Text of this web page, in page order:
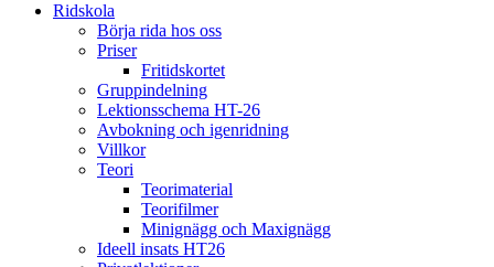
Ridskola
Börja rida hos oss
Priser
Fritidskortet
Gruppindelning
Lektionsschema HT-26
Avbokning och igenridning
Villkor
Teori
Teorimaterial
Teorifilmer
Minignägg och Maxignägg
Ideell insats HT26